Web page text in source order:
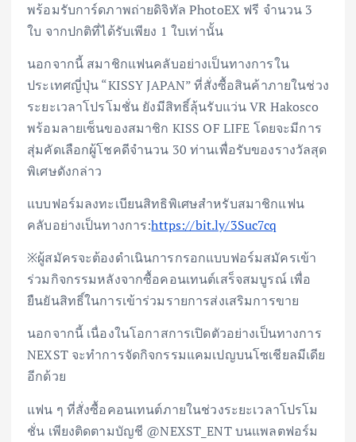
พร้อมรับการ์ดภาพถ่ายดิจิทัล PhotoEX ฟรี จำนวน 3
ใบ จากปกติที่ได้รับเพียง 1 ใบเท่านั้น
นอกจากนี้ สมาชิกแฟนคลับอย่างเป็นทางการใน
ประเทศญี่ปุ่น “KISSY JAPAN” ที่สั่งซื้อสินค้าภายในช่วง
ระยะเวลาโปรโมชั่น ยังมีสิทธิ์ลุ้นรับแว่น VR Hakosco
พร้อมลายเซ็นของสมาชิก KISS OF LIFE โดยจะมีการ
สุ่มคัดเลือกผู้โชคดีจำนวน 30 ท่านเพื่อรับของรางวัลสุด
พิเศษดังกล่าว
แบบฟอร์มลงทะเบียนสิทธิพิเศษสำหรับสมาชิกแฟน
คลับอย่างเป็นทางการ:https://bit.ly/3Suc7cq
※ผู้สมัครจะต้องดำเนินการกรอกแบบฟอร์มสมัครเข้า
ร่วมกิจกรรมหลังจากซื้อคอนเทนต์เสร็จสมบูรณ์ เพื่อ
ยืนยันสิทธิ์ในการเข้าร่วมรายการส่งเสริมการขาย
นอกจากนี้ เนื่องในโอกาสการเปิดตัวอย่างเป็นทางการ
NEXST จะทำการจัดกิจกรรมแคมเปญบนโซเชียลมีเดีย
อีกด้วย
แฟน ๆ ที่สั่งซื้อคอนเทนต์ภายในช่วงระยะเวลาโปรโม
ชั่น เพียงติดตามบัญชี @NEXST_ENT บนแพลตฟอร์ม